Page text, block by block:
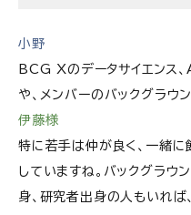
小野
BCG Xのデータサイエンス
や、メンバーのバックグラウ
伊藤様
特に若手は仲が良く、一緒に
していますね。バックグラウ
身、研究者出身の人もいれば